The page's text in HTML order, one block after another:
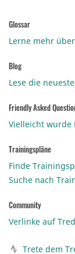
Glossar
Lerne mehr
Blog
Lese die
Friendly Asked
Vielleicht wurde
Trainingspläne
Finde
Suche nach
Community
Verlinke auf
Trete dem